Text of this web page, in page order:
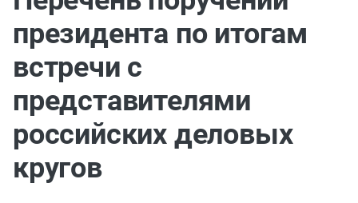
президента по итогам
встречи с
представителями
российских деловых
кругов